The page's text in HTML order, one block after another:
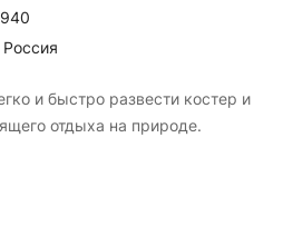
Россия
и быстро развести костер и
отдыха на природе.